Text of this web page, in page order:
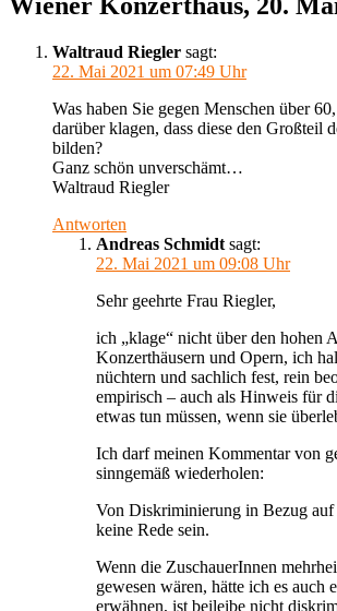
Waltraud Riegler sagt:
22. Mai 2021 um 07:49 Uhr
Was haben Sie gegen Menschen über
darüber klagen, dass diese den Großteil
bilden?
Ganz schön unverschämt…
Waltraud Riegler
Antworten
Andreas Schmidt sagt:
22. Mai 2021 um 09:08 Uhr
Sehr geehrte Frau Riegler,
ich „klage“ nicht über den hohen
Konzerthäusern und Opern, ich
nüchtern und sachlich fest, rein
empirisch – auch als Hinweis für
etwas tun müssen, wenn sie
Ich darf meinen Kommentar von
sinngemäß wiederholen:
Von Diskriminierung in Bezug
keine Rede sein.
Wenn die ZuschauerInnen
gewesen wären, hätte ich es auch
erwähnen, ist beileibe nicht